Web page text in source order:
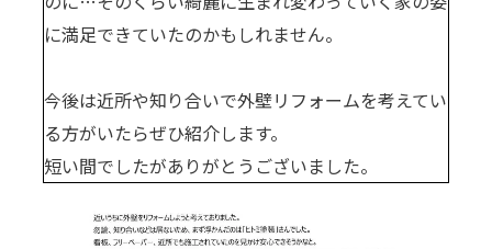
に満足できていたのかもしれません。
今後は近所や知り合いで外壁リフォームを考えてい
る方がいたらぜひ紹介します。
短い間でしたがありがとうございました。